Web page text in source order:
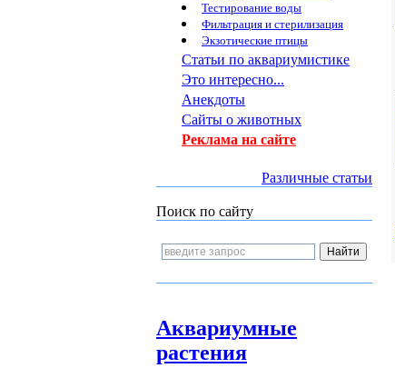
Тестирование воды
Фильтрация и стерилизация
Экзотические птицы
Статьи по аквариумистике
Это интересно...
Анекдоты
Сайты о животных
Реклама на сайте
Различные статьи
Поиск по сайту
Аквариумные
растения